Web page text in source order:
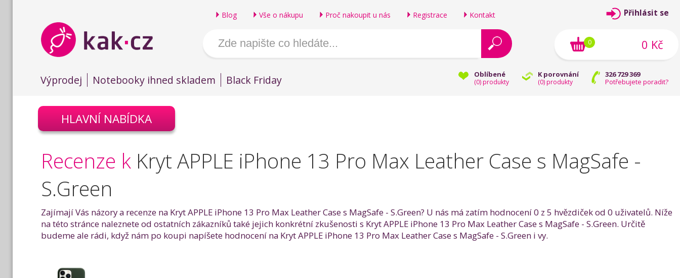
Blog Vše o nákupu Proč nakoupit u nás Registrace Kontakt
Oblíbené
(0) produkty
K porovnání
(0) produkty
326 729 369
Potřebujete poradit?
Výprodej Notebooky ihned skladem Black Friday
Přihlásit se
0 Kč
0
HLAVNÍ NABÍDKA
Recenze k Kryt APPLE iPhone 13 Pro Max Leather Case s MagSafe -
S.Green
Zajímají Vás názory a recenze na Kryt APPLE iPhone 13 Pro Max Leather Case s MagSafe - S.Green? U nás má zatím hodnocení 0 z 5 hvězdiček od 0 uživatelů. Níže
na této stránce naleznete od ostatních zákazníků také jejich konkrétní zkušenosti s Kryt APPLE iPhone 13 Pro Max Leather Case s MagSafe - S.Green. Určitě
budeme ale rádi, když nám po koupi napíšete hodnocení na Kryt APPLE iPhone 13 Pro Max Leather Case s MagSafe - S.Green i vy.